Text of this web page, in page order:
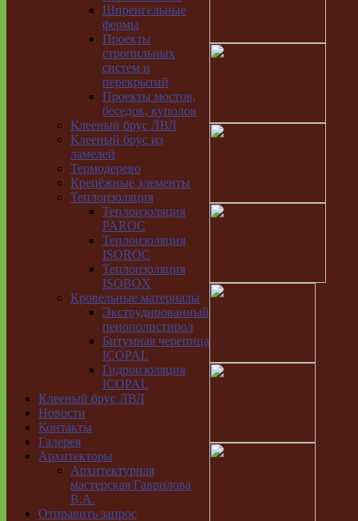
Шпренгельные
фермы
Проекты
стропильных
систем и
перекрытий
Проекты мостов,
беседок, куполов
Клееный брус ЛВЛ
Клееный брус из
ламелей
Термодерево
Крепёжные элементы
Теплоизоляция
Теплоизоляция
PAROC
Теплоизоляция
ISOROC
Теплоизоляция
ISOBOX
Кровельные материалы
Экструдированный
пенополистирол
Битумная черепица
ICOPAL
Гидроизоляция
ICOPAL
Клееный брус ЛВЛ
Новости
Контакты
Галерея
Архитекторы
Архитектурная
мастерская Гаврилова
В.А.
Отправить запрос